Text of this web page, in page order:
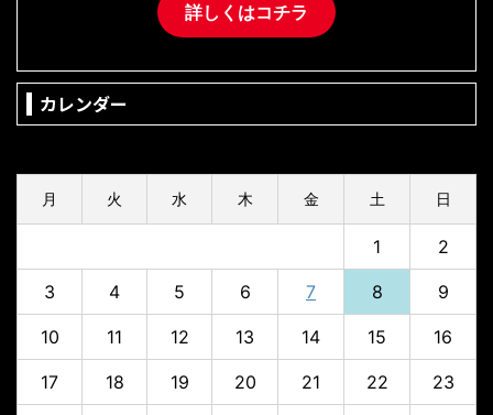
詳しくはコチラ
カレンダー
月 火 水 木 金 土 日
1 2
3 4 5 6 7 8 9
10 11 12 13 14 15 16
17 18 19 20 21 22 23